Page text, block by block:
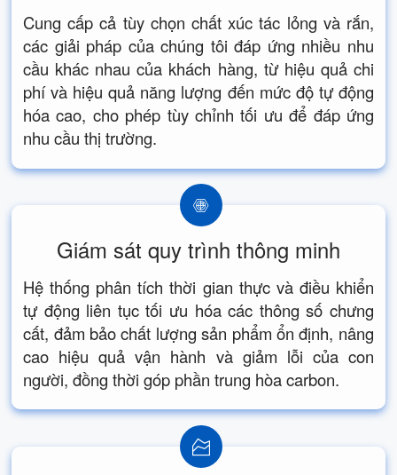
Cung cấp cả tùy chọn chất xúc tác lỏng và rắn,
các giải pháp của chúng tôi đáp ứng nhiều nhu
cầu khác nhau của khách hàng, từ hiệu quả chi
phí và hiệu quả năng lượng đến mức độ tự động
hóa cao, cho phép tùy chỉnh tối ưu để đáp ứng
nhu cầu thị trường.
Giám sát quy trình thông minh
Hệ thống phân tích thời gian thực và điều khiển
tự động liên tục tối ưu hóa các thông số chưng
cất, đảm bảo chất lượng sản phẩm ổn định, nâng
cao hiệu quả vận hành và giảm lỗi của con
người, đồng thời góp phần trung hòa carbon.